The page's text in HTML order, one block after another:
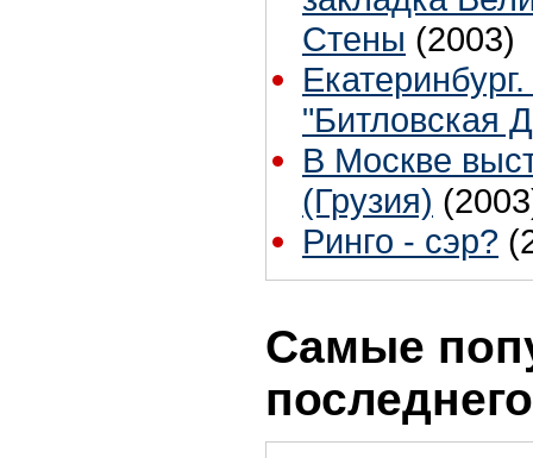
Стены (2003)
"Битловская
В Москве
(Грузия)
Ринго - сэр?
Самые